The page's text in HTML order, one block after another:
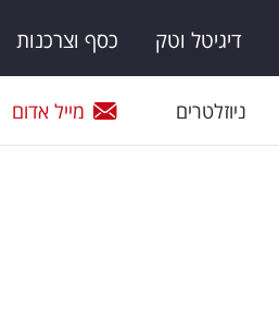
דיגיטל וטק כסף וצרכנות
ניוזלטרים מייל אדום